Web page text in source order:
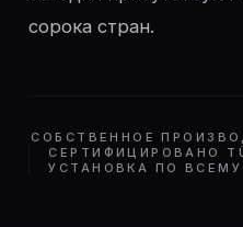
сорока стран.
СОБСТВЕННОЕ
СЕРТИФИЦИРОВАНО
УСТАНОВКА ПО